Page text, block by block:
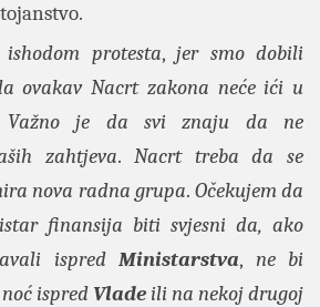
protesta, jer smo dobili
ovakav Nacrt zakona neće ići u
Važno je da svi znaju da ne
zahtjeva. Nacrt treba da se
nova radna grupa. Očekujem da
finansija biti svjesni da, ako
ispred Ministarstva, ne bi
ispred Vladeili na nekoj drugoj